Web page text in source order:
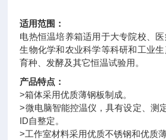
适用范围：
电热恒温培养箱适用于大专院校、医
生物化学和农业科学等科研和工业生
育种、发酵及其它恒温试验用。
产品特点：
>箱体采用优质薄钢板制成。
>微电脑智能控温仪，具有设定、测
ID自整定。
>工作室材料采用优质不锈钢和优质